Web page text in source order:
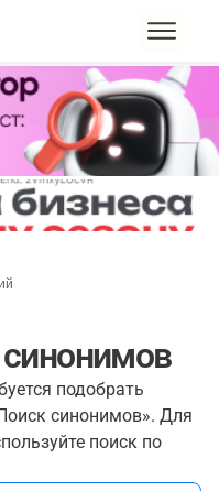
подобрать
синонимов». Для
поиск по